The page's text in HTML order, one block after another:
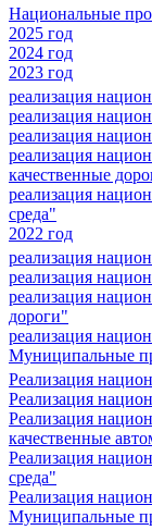
Национальные
2025 год
2024 год
2023 год
реализация
реализация
реализация
реализация
качественные
реализация
среда"
2022 год
реализация
реализация
реализация
дороги"
реализация
Муниципальные
Реализация
Реализация
Реализация
качественные
Реализация
среда"
Реализация
Муниципальные